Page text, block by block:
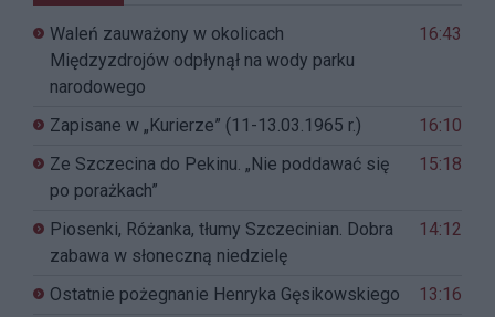
Waleń zauważony w okolicach
Międzyzdrojów odpłynął na wody parku
narodowego
16:43
Zapisane w „Kurierze” (11-13.03.1965 r.)
16:10
Ze Szczecina do Pekinu. „Nie poddawać się
po porażkach”
15:18
Piosenki, Różanka, tłumy Szczecinian. Dobra
zabawa w słoneczną niedzielę
14:12
Ostatnie pożegnanie Henryka Gęsikowskiego
13:16